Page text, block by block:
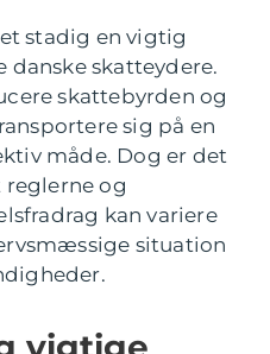
stadig en vigtig
skatteydere.
skattebyrden og
sig på en
måde. Dog er det
og
kan variere
situation